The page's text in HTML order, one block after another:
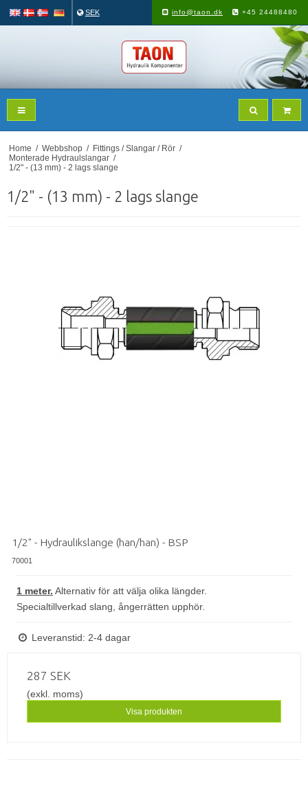
SEK info@taon.dk +45 24488480
Home / Webbshop / Fittings / Slangar / Rör /
Monterade Hydraulslangar /
1/2" - (13 mm) - 2 lags slange
1/2" - (13 mm) - 2 lags slange
1/2" - Hydraulikslange (han/han) - BSP
70001
1 meter. Alternativ för att välja olika längder.
Specialtillverkad slang, ångerrätten upphör.
Leveranstid: 2-4 dagar
287 SEK
(exkl. moms)
Visa produkten